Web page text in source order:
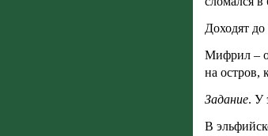
Доходят
Мифрил –
на остров,
Задание. У
В